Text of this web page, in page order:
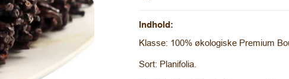
Indhold:
Klasse: 100% økologiske Premium
Sort: Planifolia.